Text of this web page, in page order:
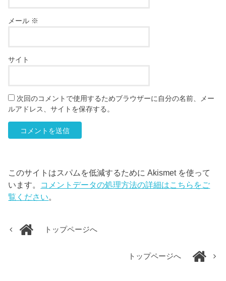
メール ※
サイト
次回のコメントで使用するためブラウザーに自分の名前、メー
ルアドレス、サイトを保存する。
このサイトはスパムを低減するために Akismet を使って
います。 コメントデータの処理方法の詳細はこちらをご
覧ください。
トップページへ
トップページへ